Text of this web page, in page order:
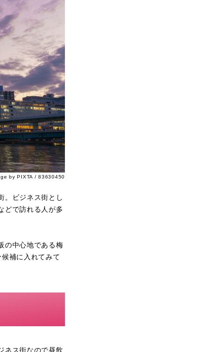
by PIXTA / 83630450
。ビジネス街とし
どで訪れる人が多
の中心地である梅
補に入れてみて
ネス街なので昼飲